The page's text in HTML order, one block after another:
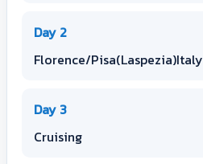
Day 2
Florence/Pisa(Laspezia)Italy
Day 3
Cruising